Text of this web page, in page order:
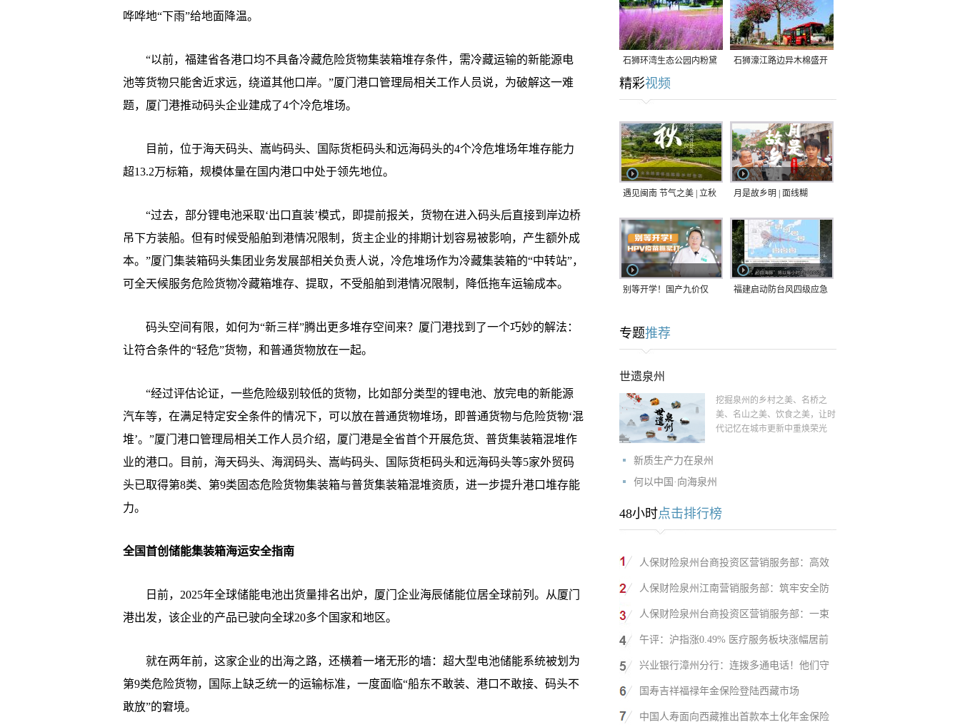
哗哗地“下雨”给地面降温。
“以前，福建省各港口均不具备冷藏危险货物集装箱堆存条件，需冷藏运输的新能源电
池等货物只能舍近求远，绕道其他口岸。”厦门港口管理局相关工作人员说，为破解这一难
题，厦门港推动码头企业建成了4个冷危堆场。
目前，位于海天码头、嵩屿码头、国际货柜码头和远海码头的4个冷危堆场年堆存能力
超13.2万标箱，规模体量在国内港口中处于领先地位。
“过去，部分锂电池采取‘出口直装’模式，即提前报关，货物在进入码头后直接到岸边桥
吊下方装船。但有时候受船舶到港情况限制，货主企业的排期计划容易被影响，产生额外成
本。”厦门集装箱码头集团业务发展部相关负责人说，冷危堆场作为冷藏集装箱的“中转站”，
可全天候服务危险货物冷藏箱堆存、提取，不受船舶到港情况限制，降低拖车运输成本。
码头空间有限，如何为“新三样”腾出更多堆存空间来？厦门港找到了一个巧妙的解法：
让符合条件的“轻危”货物，和普通货物放在一起。
“经过评估论证，一些危险级别较低的货物，比如部分类型的锂电池、放完电的新能源
汽车等，在满足特定安全条件的情况下，可以放在普通货物堆场，即普通货物与危险货物‘混
堆’。”厦门港口管理局相关工作人员介绍，厦门港是全省首个开展危货、普货集装箱混堆作
业的港口。目前，海天码头、海润码头、嵩屿码头、国际货柜码头和远海码头等5家外贸码
头已取得第8类、第9类固态危险货物集装箱与普货集装箱混堆资质，进一步提升港口堆存能
力。
全国首创储能集装箱海运安全指南
日前，2025年全球储能电池出货量排名出炉，厦门企业海辰储能位居全球前列。从厦门
港出发，该企业的产品已驶向全球20多个国家和地区。
就在两年前，这家企业的出海之路，还横着一堵无形的墙：超大型电池储能系统被划为
第9类危险货物，国际上缺乏统一的运输标准，一度面临“船东不敢装、港口不敢接、码头不
敢放”的窘境。
石狮环湾生态公园内粉黛
乱子草盛放
石狮濠江路边异木棉盛开
精彩视频
遇见闽南 节气之美 | 立秋 月是故乡明 | 面线糊
别等开学！国产九价仅
紧打
福建启动防台风四级应急
专题推荐
世遗泉州
挖掘泉州的乡村之美、名桥之
美、名山之美、饮食之美，让时
代记忆在城市更新中重焕荣光
新质生产力在泉州
何以中国·向海泉州
48小时点击排行榜
人保财险泉州台商投资区营销服务部：高效
人保财险泉州江南营销服务部：筑牢安全防
人保财险泉州台商投资区营销服务部：一束
午评：沪指涨0.49% 医疗服务板块涨幅居前
兴业银行漳州分行：连拨多通电话！他们守
国寿吉祥福禄年金保险登陆西藏市场
中国人寿面向西藏推出首款本土化年金保险